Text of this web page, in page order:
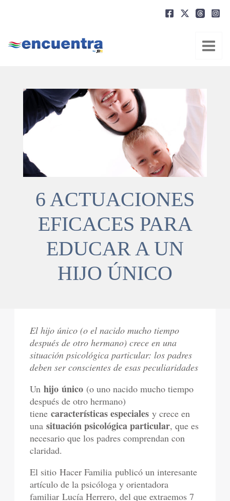
6 ACTUACIONES
EFICACES PARA
EDUCAR A UN
HIJO ÚNICO
El hijo único (o el nacido mucho tiempo
después de otro hermano) crece en una
situación psicológica particular: los padres
deben ser conscientes de esas peculiaridades
Unhijo único (o uno nacido mucho tiempo
después de otro hermano)
tienecaracterísticas especiales y crece en
unasituación psicológica particular, que es
necesario que los padres comprendan con
claridad.
El sitio Hacer Familia publicó un interesante
artículo de la psicóloga y orientadora
familiar Lucía Herrero, del que extraemos 7